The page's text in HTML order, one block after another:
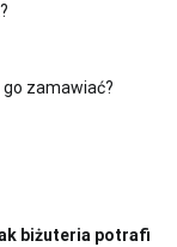
zamawiać?
biżuteria potrafi